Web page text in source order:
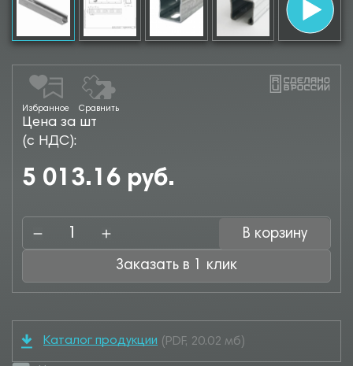
Избранное Сравнить
Цена за шт
(с НДС):
5 013.16 руб.
В корзину
Заказать в 1 клик
Каталог продукции (PDF, 20.02 мб)